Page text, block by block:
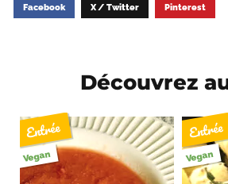
Facebook X / Twitter Pinterest
Découvrez
Entrée
Vegan
Entrée
Vegan